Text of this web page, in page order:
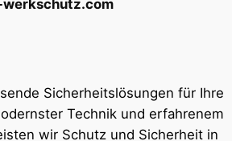
Sicherheitslösungen für Ihre
Technik und erfahrenem
wir Schutz und Sicherheit in